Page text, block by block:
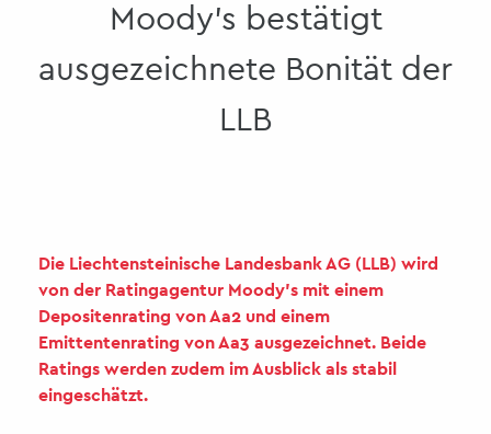
Moody's bestätigt
ausgezeichnete Bonität der
LLB
Die Liechtensteinische Landesbank AG (LLB) wird
von der Ratingagentur Moody’s mit einem
Depositenrating von Aa2 und einem
Emittentenrating von Aa3 ausgezeichnet. Beide
Ratings werden zudem im Ausblick als stabil
eingeschätzt.